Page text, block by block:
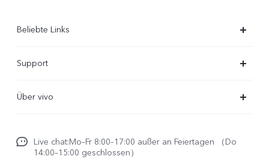
Beliebte Links
X300
Support
Funtouch OS
Über vivo
Impressum
Live chat:Mo–Fr 8:00–17:00 außer an Feiertagen （Do
14:00–15:00 geschlossen）